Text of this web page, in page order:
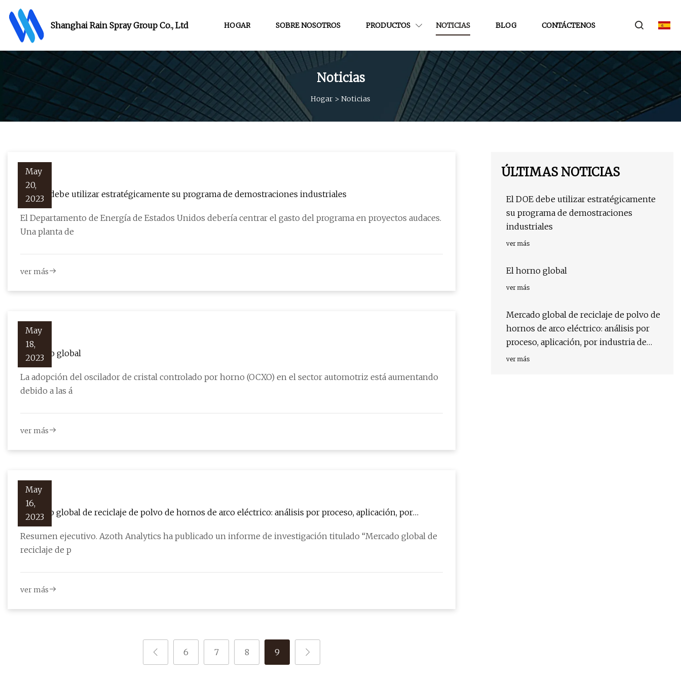
Shanghai Rain Spray Group Co., Ltd HOGAR SOBRE NOSOTROS PRODUCTOS NOTICIAS BLOG CONTÁCTENOS
Noticias
Hogar > Noticias
May
20,
2023
El DOE debe utilizar estratégicamente su programa de demostraciones industriales
El Departamento de Energía de Estados Unidos debería centrar el gasto del programa en proyectos audaces.
Una planta de
ver más
May
18,
2023
El horno global
La adopción del oscilador de cristal controlado por horno (OCXO) en el sector automotriz está aumentando
debido a las á
ver más
May
16,
2023
Mercado global de reciclaje de polvo de hornos de arco eléctrico: análisis por proceso, aplicación, por
industria de usuario final, por región, por país: impulsores, tendencias y pronóstico para 2029
Resumen ejecutivo. Azoth Analytics ha publicado un informe de investigación titulado “Mercado global de
reciclaje de p
ver más
6 7 8 9
ÚLTIMAS NOTICIAS
El DOE debe utilizar estratégicamente
su programa de demostraciones
industriales
ver más
El horno global
ver más
Mercado global de reciclaje de polvo de
hornos de arco eléctrico: análisis por
proceso, aplicación, por industria de
usuario final, por región, por país:
ver más